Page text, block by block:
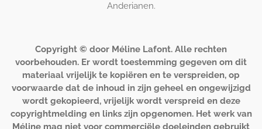
Anderianen.
Copyright © door Méline Lafont. Alle rechten
voorbehouden. Er wordt toestemming gegeven om dit
materiaal vrijelijk te kopiëren en te verspreiden, op
voorwaarde dat de inhoud in zijn geheel en ongewijzigd
wordt gekopieerd, vrijelijk wordt verspreid en deze
copyrightmelding en links zijn opgenomen. Het werk van